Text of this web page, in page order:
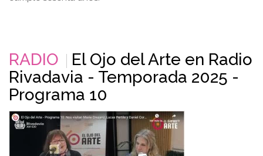
RADIO
El Ojo del Arte en Radio
Rivadavia - Temporada 2025 -
Programa 10